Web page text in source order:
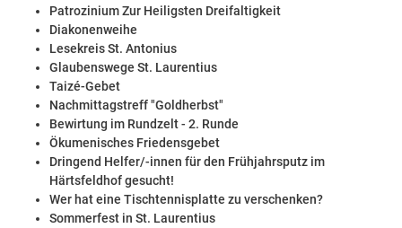
Patrozinium Zur Heiligsten Dreifaltigkeit
Diakonenweihe
Lesekreis St. Antonius
Glaubenswege St. Laurentius
Taizé-Gebet
Nachmittagstreff "Goldherbst"
Bewirtung im Rundzelt - 2. Runde
Ökumenisches Friedensgebet
Dringend Helfer/-innen für den Frühjahrsputz im
Härtsfeldhof gesucht!
Wer hat eine Tischtennisplatte zu verschenken?
Sommerfest in St. Laurentius